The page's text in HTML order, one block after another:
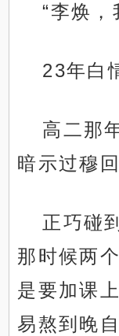
“李焕，
23年白
高二那
暗示过穆回
正巧碰
那时候两
是要加课
易熬到晚